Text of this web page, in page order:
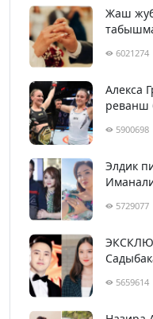
Жаш
6021274
Алекса
реванш
5900698
Элдик
5729077
5659614